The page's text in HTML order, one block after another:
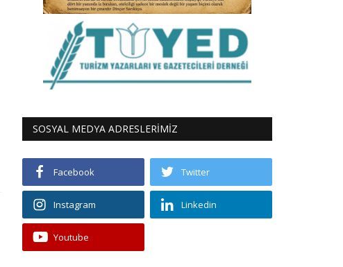
SOSYAL MEDYA ADRESLERİMİZ
Facebook Twitter
Instagram Linkedin
Youtube